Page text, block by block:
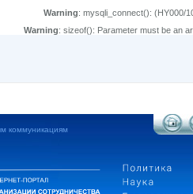
Warning: mysqli_connect(): (HY000/
Warning: sizeof(): Parameter must be an
коммуникациям